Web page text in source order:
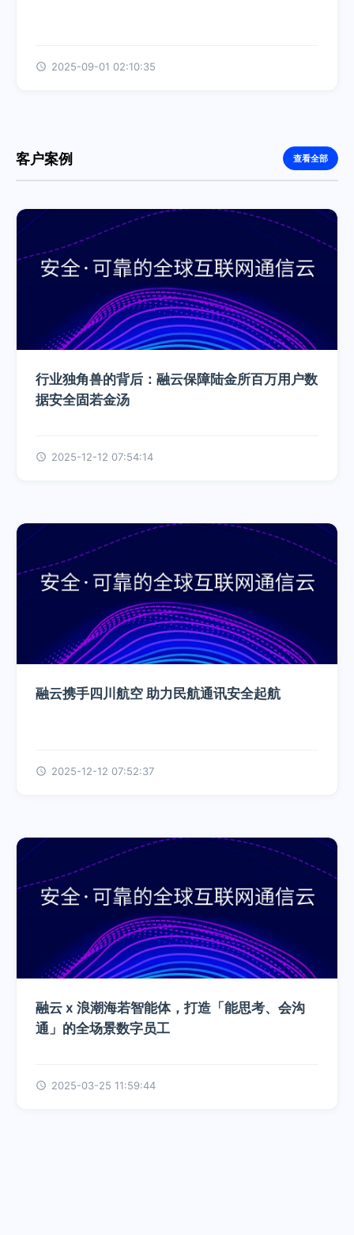
2025-09-01 02:10:35
客户案例 查看全部
行业独角兽的背后：融云保障陆金所百万用户数
据安全固若金汤
2025-12-12 07:54:14
融云携手四川航空 助力民航通讯安全起航
2025-12-12 07:52:37
融云 x 浪潮海若智能体，打造「能思考、会沟
通」的全场景数字员工
2025-03-25 11:59:44